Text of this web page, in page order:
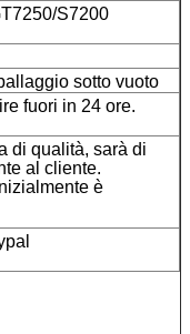
S7200
sotto vuoto
fuori in 24 ore.
di qualità, sarà di
al cliente.
è